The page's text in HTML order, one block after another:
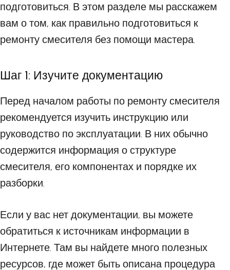
подготовиться. В этом разделе мы расскажем
вам о том, как правильно подготовиться к
ремонту смесителя без помощи мастера.
Шаг 1: Изучите документацию
Перед началом работы по ремонту смесителя
рекомендуется изучить инструкцию или
руководство по эксплуатации. В них обычно
содержится информация о структуре
смесителя, его компонентах и порядке их
разборки.
Если у вас нет документации, вы можете
обратиться к источникам информации в
Интернете. Там вы найдете много полезных
ресурсов, где может быть описана процедура